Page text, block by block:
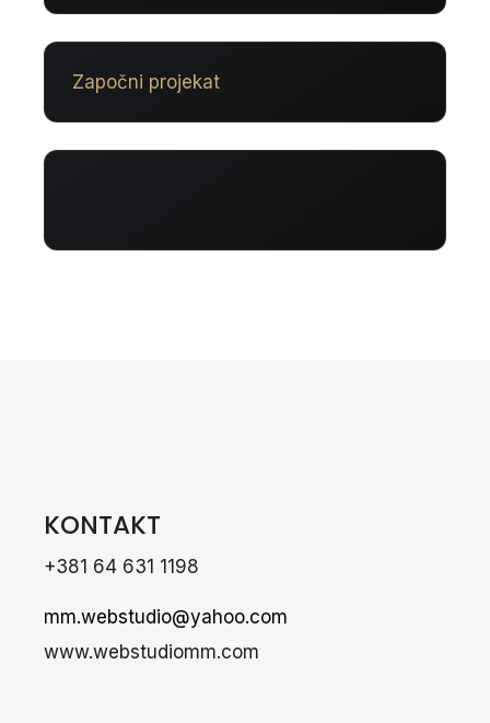
Započni projekat
KONTAKT
+381 64 631 1198
mm.webstudio@yahoo.com
www.webstudiomm.com